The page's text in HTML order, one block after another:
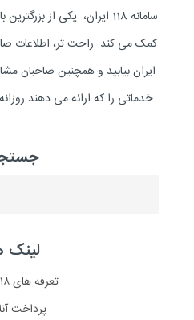
سامانه 118 ایران، یکی از
کمک می کند راحت تر، اطلاعات
ایران بیابید و همچنین صاحبان
خدماتی را که ارائه می دهند
لینک
تعرفه های ۱۱۸ ایران
پرداخت